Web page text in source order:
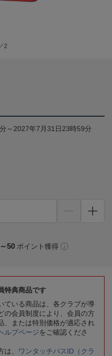
2
～2027年7月31日23時59分
50 ポイント獲得
特典商品です
ている商品は、各クラブが導
の会員制度により、会員の方
、または特別価格が適応され
ルプページをご確認くださ
、
ワンタッチパスID（クラ